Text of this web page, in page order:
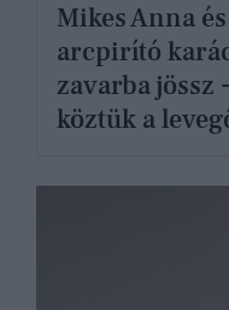
Mikes Anna
arcpirító
zavarba jössz
köztük a